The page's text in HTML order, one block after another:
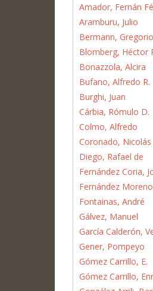
Amador, Fernán
Aramburu, Julio
Bermann, Gregorio
Blomberg, Héctor
Bonazzola, Alcira
Bufano, Alfredo R.
Burghi, Juan
Cárbia, Rómulo D.
Colmo, Alfredo
Coronado, Nicolás
Diego, Rafael de
Fernández Coria,
Fernández
Fontainas, André
Gálvez, Manuel
García Calderón,
Gener, Pompeyo
Gómez Carrillo, E.
Gómez Carrillo,